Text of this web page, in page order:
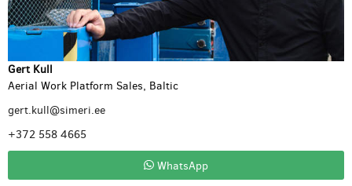
Gert Kull
Aerial Work Platform Sales, Baltic
gert.kull@simeri.ee
+372 558 4665
WhatsApp